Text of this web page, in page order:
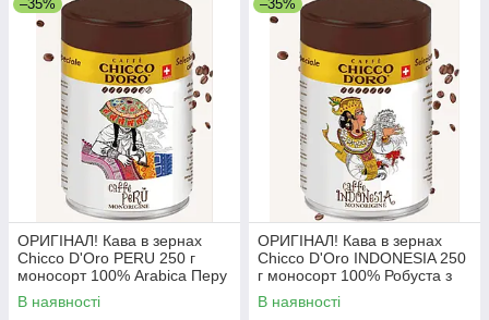
–35%
ОРИГІНАЛ! Кава в зернах
Chicco D'Oro PERU 250 г
моносорт 100% Arabica Перу
у металевій банці
(Швейцарія)
В наявності
–35%
ОРИГІНАЛ! Кава в зернах
Chicco D'Oro INDONESIA 250
г моносорт 100% Робуста з
вулканічних ґрунтів Індонезії
у банці (Швейцарія)
В наявності